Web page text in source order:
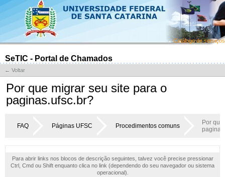
Catálogo de serviços
SeTIC - Portal de Chamados
← Voltar
Por que migrar seu site para o
paginas.ufsc.br?
FAQ Páginas UFSC Procedimentos comuns
Por
Para abrir links nos blocos de descrição seguintes, talvez você precise pressionar
Ctrl, Cmd ou Shift enquanto clica no link (dependendo do seu navegador ou sistema
operacional).